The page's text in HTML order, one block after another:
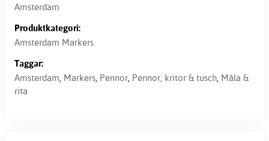
Amsterdam
Produktkategori:
Amsterdam Markers
Taggar:
Amsterdam, Markers, Pennor, Pennor, kritor & tusch, Måla &
rita